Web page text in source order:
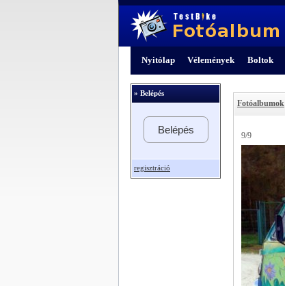
Nyitólap Vélemények Boltok
» Belépés
Belépés
regisztráció
Fotóalbumok
9/9